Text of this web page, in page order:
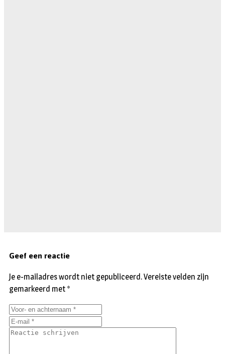
Geef een reactie
Je e-mailadres wordt niet gepubliceerd.Vereiste velden zijn
gemarkeerd met *